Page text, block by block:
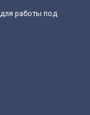
работы под